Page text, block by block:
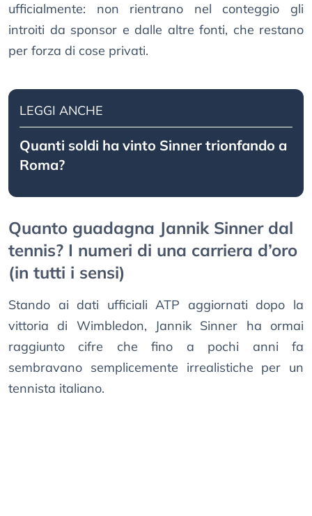
ufficialmente: non rientrano nel conteggio gli
introiti da sponsor e dalle altre fonti, che restano
per forza di cose privati.
LEGGI ANCHE
Quanti soldi ha vinto Sinner trionfando a
Roma?
Quanto guadagna Jannik Sinner dal
tennis? I numeri di una carriera d’oro
(in tutti i sensi)
Stando ai dati ufficiali ATP aggiornati dopo la
vittoria di Wimbledon, Jannik Sinner ha ormai
raggiunto cifre che fino a pochi anni fa
sembravano semplicemente irrealistiche per un
tennista italiano.